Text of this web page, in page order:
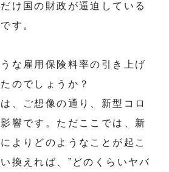
け国の財政が逼迫している
す。
な雇用保険料率の引き上げ
のでしょうか？
、ご想像の通り、新型コロ
響です。ただここでは、新
よりどのようなことが起こ
換えれば、”どのくらいヤバ